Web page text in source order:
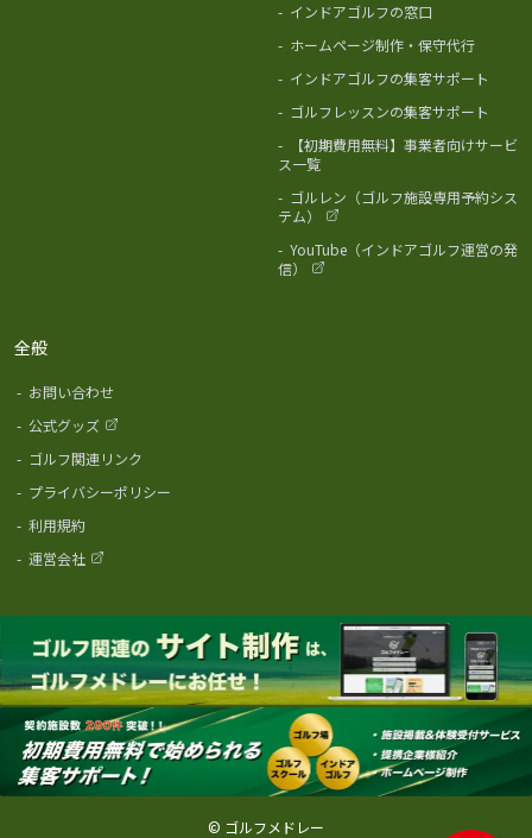
- インドアゴルフの窓口
- ホームページ制作・保守代行
- インドアゴルフの集客サポート
- ゴルフレッスンの集客サポート
-
【初期費用無料】事業者向けサービ
ス一覧
- ゴルレン（ゴルフ施設専用予約シス
テム）
- YouTube（インドアゴルフ運営の発
信）
全般
- お問い合わせ
- 公式グッズ
- ゴルフ関連リンク
- プライバシーポリシー
- 利用規約
- 運営会社
© ゴルフメドレー